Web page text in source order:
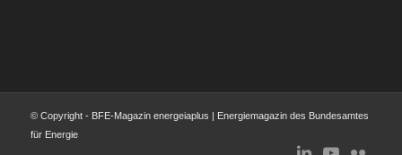
© Copyright - BFE-Magazin energeiaplus | Energiemagazin des Bundesamtes
für Energie